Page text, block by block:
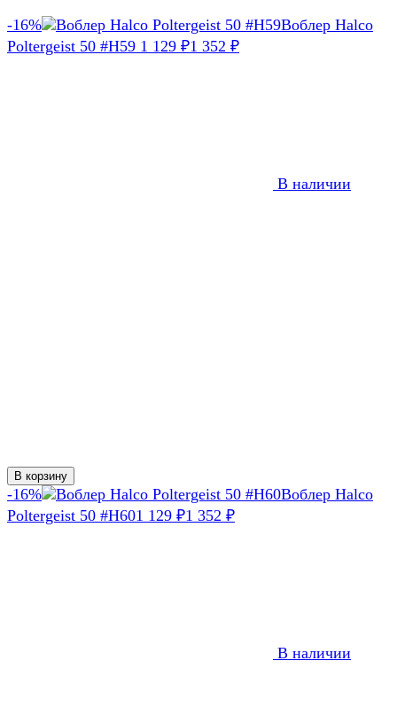
-16%
Воблер Halco
Poltergeist 50 #H59 1 129 ₽1 352 ₽
В наличии
В корзину
-16%
Воблер Halco
Poltergeist 50 #H601 129 ₽1 352 ₽
В наличии